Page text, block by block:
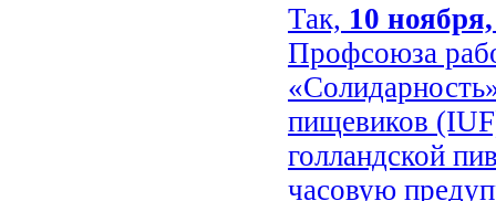
Так, 10
Профсоюза
пищевиков
голландской
часовую